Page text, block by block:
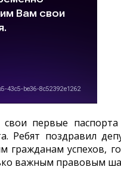
первые
Ребят поздравил
успехов,
важным правовым